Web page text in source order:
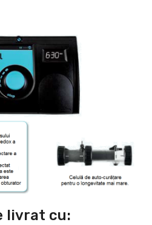
livrat cu: